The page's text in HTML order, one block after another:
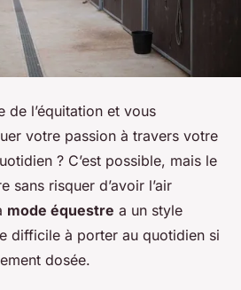
de l’équitation et vous
votre passion à travers votre
? C’est possible, mais le
sans risquer d’avoir l’air
mode équestre a un style
difficile à porter au quotidien si
dosée.